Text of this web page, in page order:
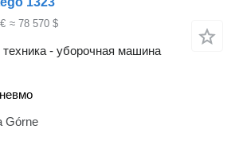
≈ 78 570 $
- уборочная машина
Górne